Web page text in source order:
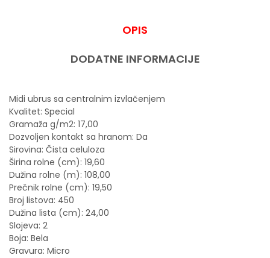
OPIS
DODATNE INFORMACIJE
Midi ubrus sa centralnim izvlačenjem
Kvalitet: Special
Gramaža g/m2: 17,00
Dozvoljen kontakt sa hranom: Da
Sirovina: Čista celuloza
Širina rolne (cm): 19,60
Dužina rolne (m): 108,00
Prečnik rolne (cm): 19,50
Broj listova: 450
Dužina lista (cm): 24,00
Slojeva: 2
Boja: Bela
Gravura: Micro